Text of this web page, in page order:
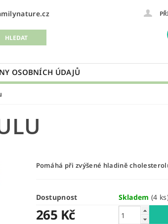
OSOBNÍCH ÚDAJŮ
Pomáhá při zvýšené hladině
Dostupnost Skladem(4
265 Kč